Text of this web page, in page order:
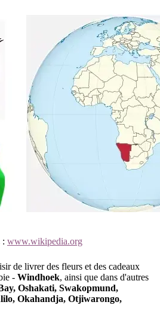
: www.wikipedia.org
de livrer des fleurs et des cadeaux
- Windhoek, ainsi que dans d'autres
Oshakati, Swakopmund,
Okahandja, Otjiwarongo,